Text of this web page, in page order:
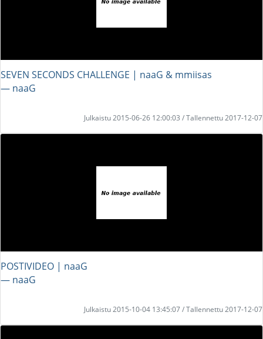
SEVEN SECONDS CHALLENGE | naaG & mmiisas
― naaG
Julkaistu 2015-06-26 12:00:03 / Tallennettu 2017-12-07
POSTIVIDEO | naaG
― naaG
Julkaistu 2015-10-04 13:45:07 / Tallennettu 2017-12-07